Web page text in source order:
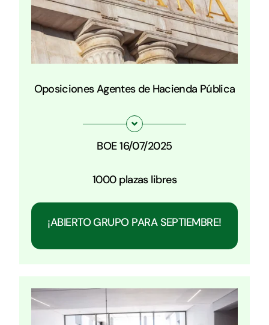
Oposiciones Agentes de Hacienda Pública
BOE 16/07/2025
1000 plazas libres
¡ABIERTO GRUPO PARA SEPTIEMBRE!